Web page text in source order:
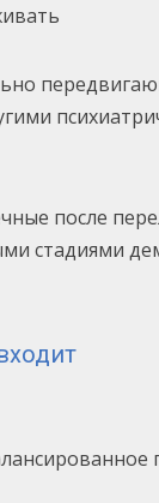
после
стадиями